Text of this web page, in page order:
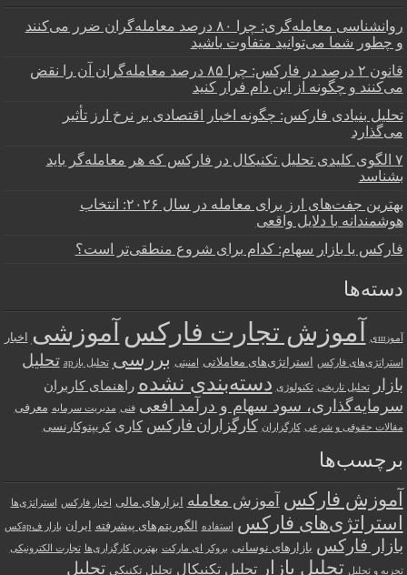
روانشناسی معامله‌گری: چرا ۸۰ درصد معامله‌گران ضرر می‌کنند
و چطور شما می‌توانید متفاوت باشید
قانون ۲ درصد در فارکس: چرا ۸۵ درصد معامله‌گران آن را نقض
می‌کنند و چگونه از این دام فرار کنید
تحلیل بنیادی فارکس: چگونه اخبار اقتصادی بر نرخ ارز تأثیر
می‌گذارد
۷ الگوی کلیدی تحلیل تکنیکال در فارکس که هر معامله‌گر باید
بشناسد
بهترین جفت‌های ارز برای معامله در سال ۲۰۲۶: انتخاب
هوشمندانه با دلایل واقعی
فارکس یا بازار سهام: کدام برای شروع منطقی‌تر است؟
دسته‌ها
آموزшی آموزش تجارت فارکس آموزشی اخبار
استراتژی‌های فارکس استراتژی‌های معاملاتی امنیتی بررسی تحلیل بازар
تحلیل
بازار
تحلیل تاریخی تکنولوژی دسته‌بندی نشده راهنمای کاربران
سرمایه‌گذاری، سود سهام و درآمد افعی فنی مدیریت سرمایه معرفی
مقالات حقوقی و شرعی کارگزاران کارگزاران فارکس کاری کریپتوکارنسی
برچسب‌ها
آموزش فارکس آموزش معامله ابزارهای مالی اخبار فارکس استراتژی‌ها
استراتژی‌های فارکس استفاده الگوریتم‌های پیشرفته ایران بازار فарکس
بازار فارکس بازارهای نوسانی بروکر ای مارکت بهترین کارگزاری‌ها تجارت الکترونیکی
تجزیه و تحلیل تحلیل بازار تحلیل تکنیکال تحلیل تکنیکی تحلیل